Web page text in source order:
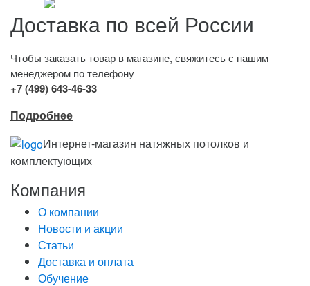
Доставка по всей России
Чтобы заказать товар в магазине, свяжитесь с нашим
менеджером по телефону
+7 (499) 643-46-33
Подробнее
Интернет-магазин натяжных потолков и
комплектующих
Компания
О компании
Новости и акции
Статьи
Доставка и оплата
Обучение